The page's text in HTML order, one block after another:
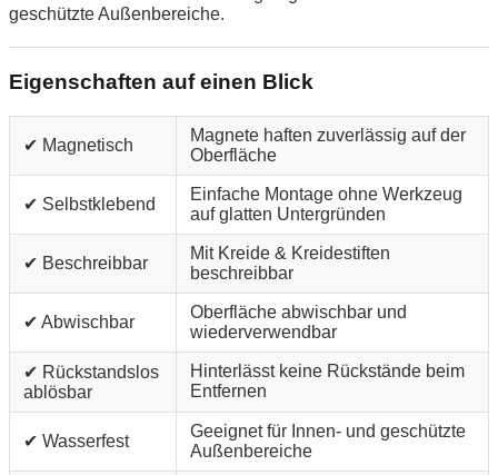
geschützte Außenbereiche.
Eigenschaften auf einen Blick
✔ Magnetisch
Magnete haften zuverlässig auf der
Oberfläche
✔ Selbstklebend
Einfache Montage ohne Werkzeug
auf glatten Untergründen
✔ Beschreibbar
Mit Kreide & Kreidestiften
beschreibbar
✔ Abwischbar
Oberfläche abwischbar und
wiederverwendbar
✔ Rückstandslos
ablösbar
Hinterlässt keine Rückstände beim
Entfernen
✔ Wasserfest
Geeignet für Innen- und geschützte
Außenbereiche